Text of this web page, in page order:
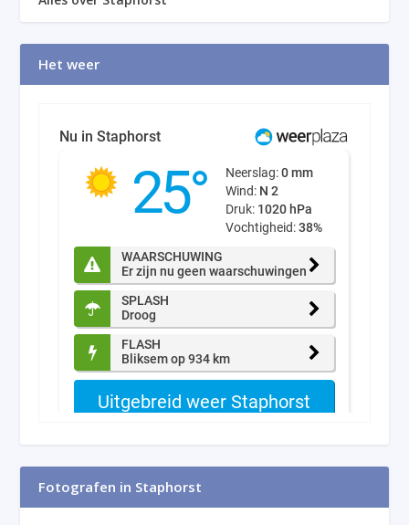
Het weer
Fotografen in Staphorst